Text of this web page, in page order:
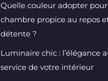
Quelle couleur adopter
chambre propice au repos
détente ?
Luminaire chic : l’élégance
service de votre intérieur